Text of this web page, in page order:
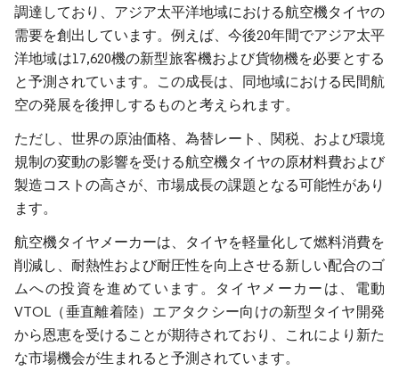
調達しており、アジア太平洋地域における航空機タイヤの
需要を創出しています。例えば、今後20年間でアジア太平
洋地域は17,620機の新型旅客機および貨物機を必要とする
と予測されています。この成長は、同地域における民間航
空の発展を後押しするものと考えられます。
ただし、世界の原油価格、為替レート、関税、および環境
規制の変動の影響を受ける航空機タイヤの原材料費および
製造コストの高さが、市場成長の課題となる可能性があり
ます。
航空機タイヤメーカーは、タイヤを軽量化して燃料消費を
削減し、耐熱性および耐圧性を向上させる新しい配合のゴ
ムへの投資を進めています。タイヤメーカーは、電動
VTOL（垂直離着陸）エアタクシー向けの新型タイヤ開発
から恩恵を受けることが期待されており、これにより新た
な市場機会が生まれると予測されています。